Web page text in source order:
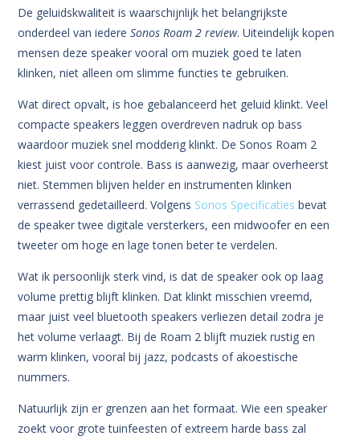
De geluidskwaliteit is waarschijnlijk het belangrijkste
onderdeel van iedereSonos Roam 2 review. Uiteindelijk kopen
mensen deze speaker vooral om muziek goed te laten
klinken, niet alleen om slimme functies te gebruiken.
Wat direct opvalt, is hoe gebalanceerd het geluid klinkt. Veel
compacte speakers leggen overdreven nadruk op bass
waardoor muziek snel modderig klinkt. De Sonos Roam 2
kiest juist voor controle. Bass is aanwezig, maar overheerst
niet. Stemmen blijven helder en instrumenten klinken
verrassend gedetailleerd. Volgens Sonos Specificaties bevat
de speaker twee digitale versterkers, een midwoofer en een
tweeter om hoge en lage tonen beter te verdelen.
Wat ik persoonlijk sterk vind, is dat de speaker ook op laag
volume prettig blijft klinken. Dat klinkt misschien vreemd,
maar juist veel bluetooth speakers verliezen detail zodra je
het volume verlaagt. Bij de Roam 2 blijft muziek rustig en
warm klinken, vooral bij jazz, podcasts of akoestische
nummers.
Natuurlijk zijn er grenzen aan het formaat. Wie een speaker
zoekt voor grote tuinfeesten of extreem harde bass zal